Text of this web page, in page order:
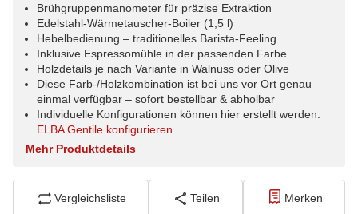
Brühgruppenmanometer für präzise Extraktion
Edelstahl-Wärmetauscher-Boiler (1,5 l)
Hebelbedienung – traditionelles Barista-Feeling
Inklusive Espressomühle in der passenden Farbe
Holzdetails je nach Variante in Walnuss oder Olive
Diese Farb-/Holzkombination ist bei uns vor Ort genau
einmal verfügbar – sofort bestellbar & abholbar
Individuelle Konfigurationen können hier erstellt werden:
ELBA Gentile konfigurieren
Mehr Produktdetails
Vergleichsliste Teilen Merken